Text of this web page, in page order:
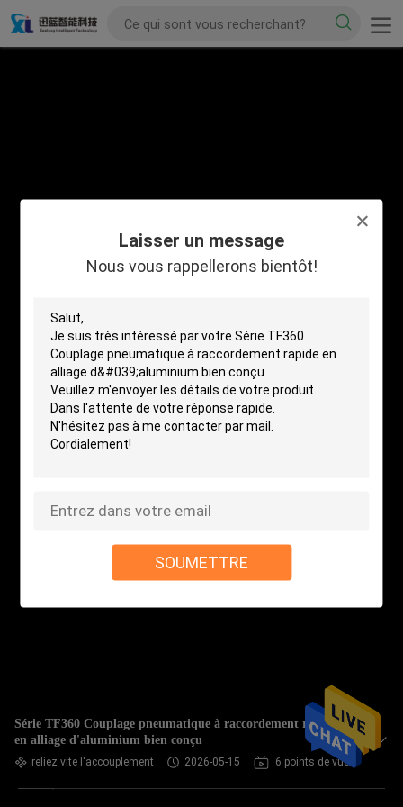
Laisser un message
Nous vous rappellerons bientôt!
SOUMETTRE
Série TF360 Couplage pneumatique à raccordement rapide
en alliage d'aluminium bien conçu
reliez vite l'accouplement 2026-05-15 6 points de vue